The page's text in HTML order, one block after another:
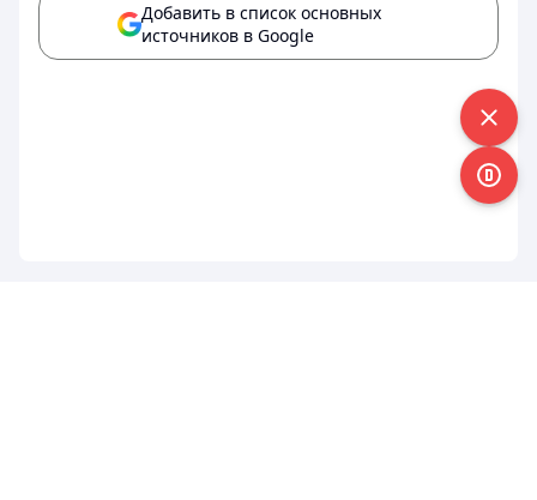
Добавить в список основных
источников в Google